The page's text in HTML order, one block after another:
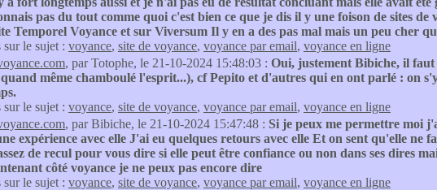
pas du tout comme quoi c'est bien ce que je dis il y une foison de sites
Temporel Voyance et sur Viversum Il y en a des pas mal mais un peu cher
sur le sujet : voyance, site de voyance, voyance par email, voyance en ligne
, par Totophe, le 21-10-2024 15:48:03 : Oui, justement Bibiche, il
même chamboulé l'esprit...), cf Pepito et d'autres qui en ont parlé : on
sur le sujet : voyance, site de voyance, voyance par email, voyance en ligne
, par Bibiche, le 21-10-2024 15:47:48 : Si je peux me permettre moi
expérience avec elle J'ai eu quelques retours avec elle Et on sent qu'elle ne
de recul pour vous dire si elle peut être confiance ou non dans ses dires
côté voyance je ne peux pas encore dire
sur le sujet : voyance, site de voyance, voyance par email, voyance en ligne